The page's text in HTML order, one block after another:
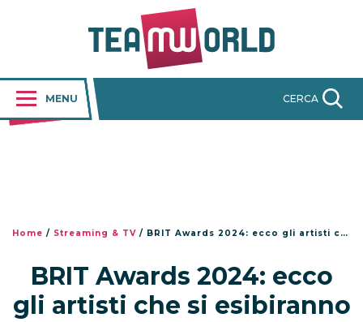
MENU CERCA
Home / Streaming & TV / BRIT Awards 2024: ecco gli artisti che si esibiranno
BRIT Awards 2024: ecco
gli artisti che si esibiranno